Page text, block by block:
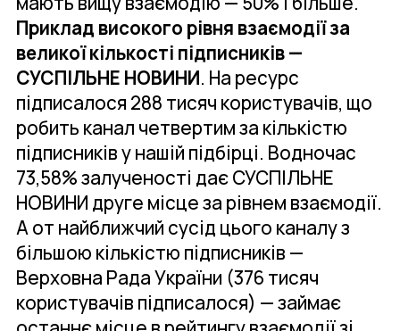
Приклад високого рівня взаємодії за
великої кількості підписників —
СУСПІЛЬНЕ НОВИНИ. На ресурс
підписалося 288 тисяч користувачів, що
робить канал четвертим за кількістю
підписників у нашій підбірці. Водночас
73,58% залученості дає СУСПІЛЬНЕ
НОВИНИ друге місце за рівнем взаємодії.
А от найближчий сусід цього каналу з
більшою кількістю підписників —
Верховна Рада України (376 тисяч
користувачів підписалося) — займає